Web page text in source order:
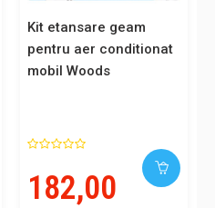
Kit etansare geam
pentru aer conditionat
mobil Woods
182,00